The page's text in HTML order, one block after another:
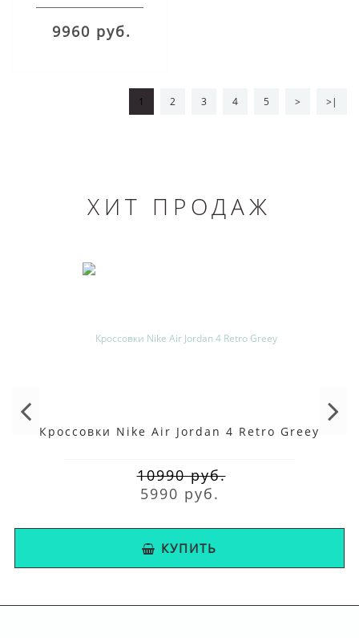
9960 руб.
1 2 3 4 5 > >|
ХИТ ПРОДАЖ
Кроссовки Nike Air Jordan 4 Retro Greey
10990 руб.
5990 руб.
КУПИТЬ